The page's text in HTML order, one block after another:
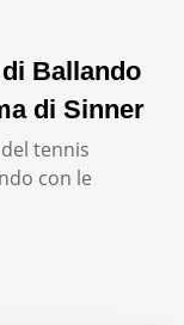
Ballando
di Sinner
tennis
con le